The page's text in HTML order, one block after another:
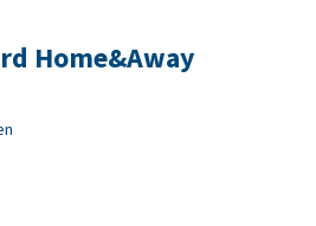
Home&Away